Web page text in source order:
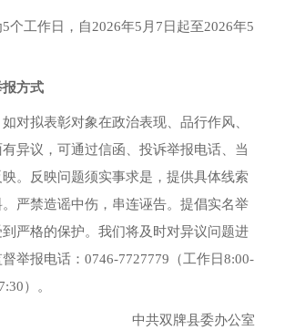
个工作日，自2026年5月7日起至2026年5
报方式
对拟表彰对象在政治表现、品行作风、
异议，可通过信函、投诉举报电话、当
。反映问题须实事求是，提供具体线索
严禁造谣中伤，串连诬告。提倡实名举
严格的保护。我们将及时对异议问题进
举报电话：0746-7727779（工作日8:00-
）。
中共双牌县委办公室